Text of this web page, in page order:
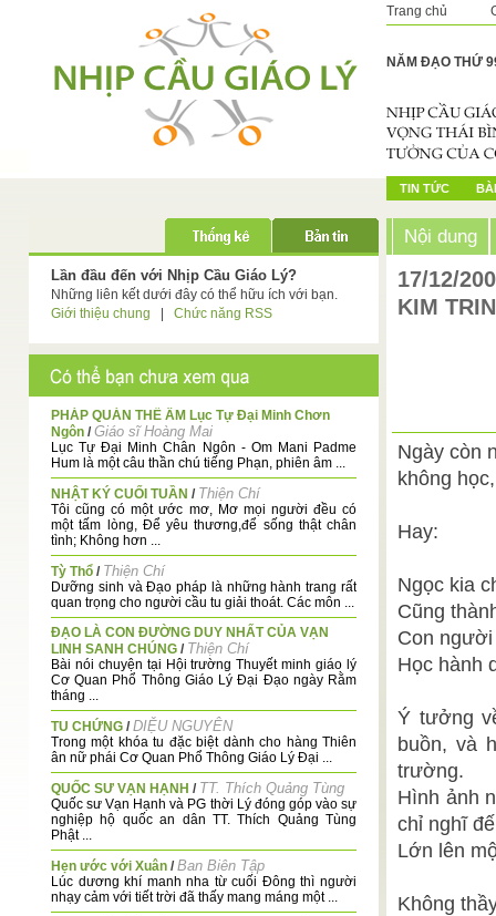
Trang chủ
NĂM ĐẠO THỨ
TIN TỨC
Lần đầu đến với Nhịp Cầu Giáo Lý?
Những liên kết dưới đây có thể hữu ích với bạn.
Giới thiệu chung
Chức năng RSS
PHÁP QUÁN THẾ ÂM Lục Tự Đại Minh Chơn
Ngôn /Giáo sĩ Hoàng Mai
Lục Tự Đại Minh Chân Ngôn - Om Mani Padme
Hum là một câu thần chú tiếng Phạn, phiên âm ...
NHẬT KÝ CUỐI TUẦN / Thiện Chí
Tôi cũng có một ước mơ, Mơ mọi người đều có
một tấm lòng, Để yêu thương,để sống thật chân
tình; Không hơn ...
Tỳ Thổ / Thiện Chí
Dưỡng sinh và Đạo pháp là những hành trang rất
quan trọng cho người cầu tu giải thoát. Các môn ...
ĐẠO LÀ CON ĐƯỜNG DUY NHẤT CỦA VẠN
LINH SANH CHÚNG / Thiện Chí
Bài nói chuyện tại Hội trường Thuyết minh giáo lý
Cơ Quan Phổ Thông Giáo Lý Đại Đạo ngày Rằm
tháng ...
TU CHỨNG /DIỆU NGUYÊN
Trong một khóa tu đặc biệt dành cho hàng Thiên
ân nữ phái Cơ Quan Phổ Thông Giáo Lý Đại ...
QUỐC SƯ VẠN HẠNH / TT. Thích Quảng Tùng
Quốc sư Vạn Hạnh và PG thời Lý đóng góp vào sự
nghiệp hộ quốc an dân TT. Thích Quảng Tùng
Phật ...
Hẹn ước với Xuân /Ban Biên Tập
Lúc dương khí manh nha từ cuối Đông thì người
nhạy cảm với tiết trời đã thấy mang máng một ...
Nội dung
17/12/
KIM
Ngày còn
không
Hay:
Ngọc kia
Cũng
Con
Học hành
Ý tưởng
buồn, và
trường.
Hình ảnh
chỉ nghĩ
Lớn lên
Không